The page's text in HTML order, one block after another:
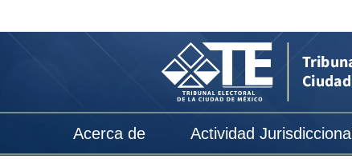
marco
Acerca de Actividad Jurisdiccional